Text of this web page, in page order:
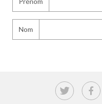
Nom